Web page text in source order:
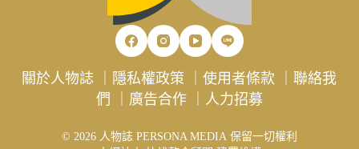
關於人物誌 隱私權政策 ｜使用者條款 ｜聯絡我
們
廣告合作｜ 人力招募
© 2026 人物誌 PERSONA MEDIA 保留一切權利